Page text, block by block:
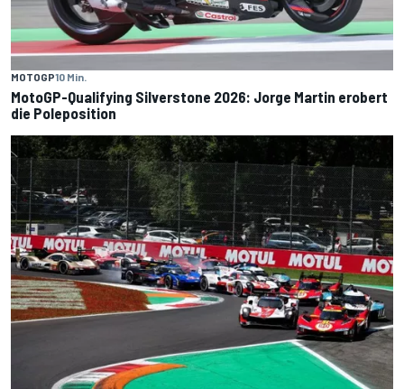
MOTOGP10 Min.
MotoGP-Qualifying Silverstone 2026: Jorge Martin erobert
die Poleposition